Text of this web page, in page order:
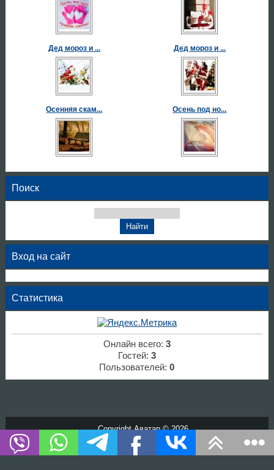
Дед мороз и ... Дед мороз и ...
Осенняя скам... Осень под но...
Поиск
Вход на сайт
Статистика
Онлайн всего: 3
Гостей: 3
Пользователей:0
Copyright Аватар © 2026
Хостинг от
uCoz